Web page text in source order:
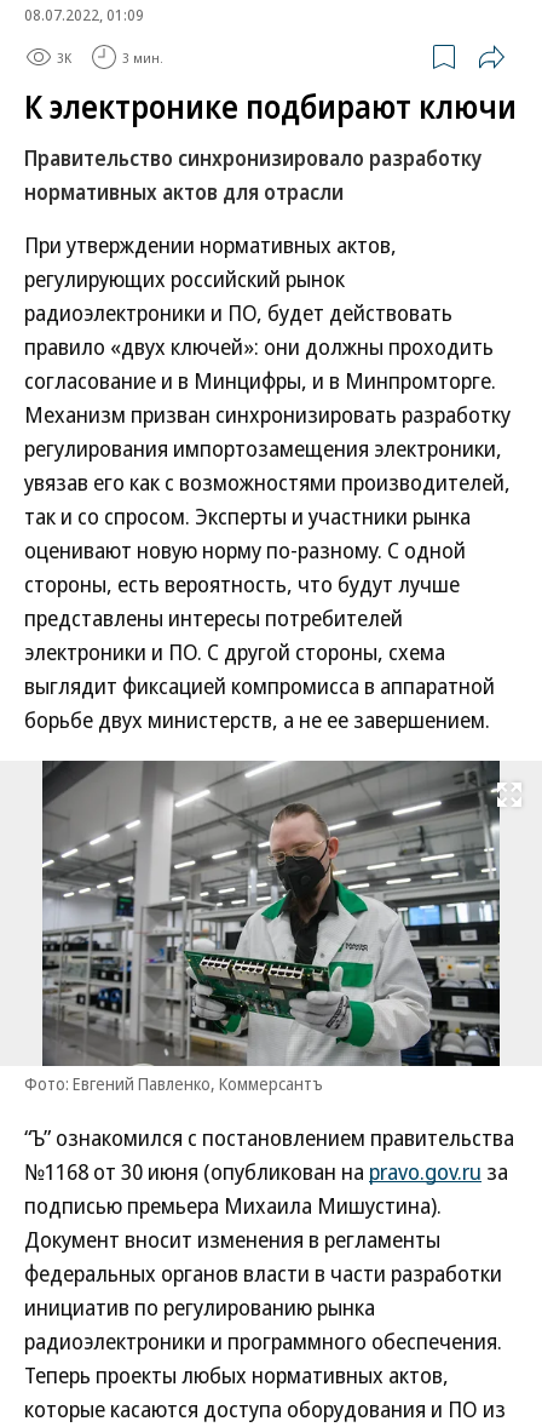
08.07.2022, 01:09
3K 3 мин.
К электронике подбирают ключи
Правительство синхронизировало разработку
нормативных актов для отрасли
При утверждении нормативных актов,
регулирующих российский рынок
радиоэлектроники и ПО, будет действовать
правило «двух ключей»: они должны проходить
согласование и в Минцифры, и в Минпромторге.
Механизм призван синхронизировать разработку
регулирования импортозамещения электроники,
увязав его как с возможностями производителей,
так и со спросом. Эксперты и участники рынка
оценивают новую норму по-разному. С одной
стороны, есть вероятность, что будут лучше
представлены интересы потребителей
электроники и ПО. С другой стороны, схема
выглядит фиксацией компромисса в аппаратной
борьбе двух министерств, а не ее завершением.
Развернуть
Фото: Евгений Павленко, Коммерсантъ
“Ъ” ознакомился с постановлением правительства
№1168 от 30 июня (опубликован на pravo.gov.ru за
подписью премьера Михаила Мишустина).
Документ вносит изменения в регламенты
федеральных органов власти в части разработки
инициатив по регулированию рынка
радиоэлектроники и программного обеспечения.
Теперь проекты любых нормативных актов,
которые касаются доступа оборудования и ПО из